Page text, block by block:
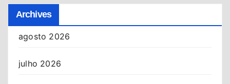
Archives
agosto 2026
julho 2026